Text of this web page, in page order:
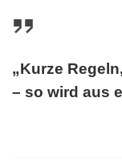
„Kurze
– so wird aus